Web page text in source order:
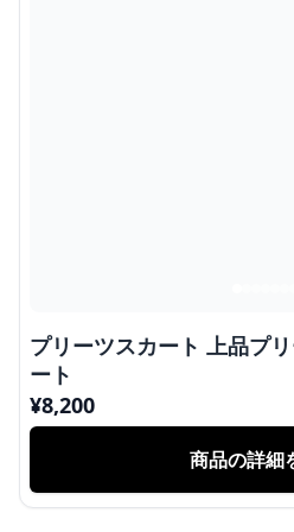
プリーツスカート 上品プ
ート
¥8,200
商品の詳細